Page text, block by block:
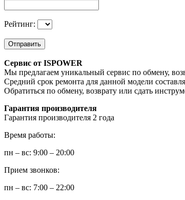
Рейтинг:
Отправить
Сервис от ISPOWER
Мы предлагаем уникальный сервис по обмену,
Средний срок ремонта для данной модели
Обратиться по обмену, возврату или сдать
Гарантия производителя
Гарантия производителя 2 года
Время работы:
пн – вс: 9:00 – 20:00
Прием звонков:
пн – вс: 7:00 – 22:00